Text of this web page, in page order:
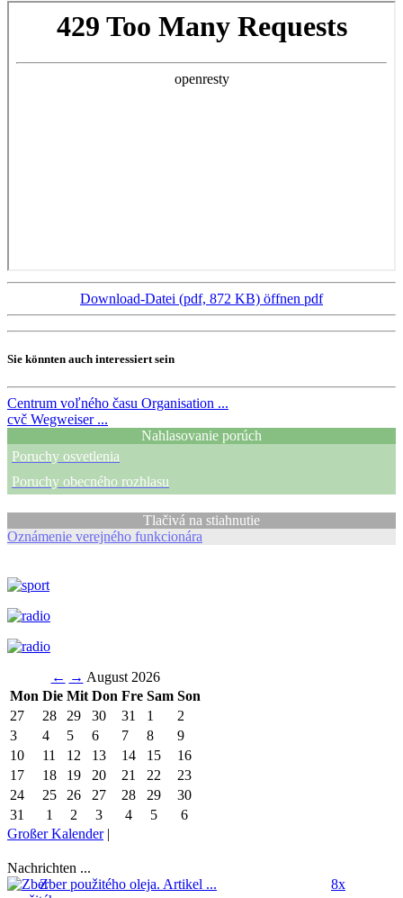
Download-Datei (pdf, 872 KB) öffnen pdf
Sie könnten auch interessiert sein
Centrum voľného času Organisation ...
cvč Wegweiser ...
Nahlasovanie porúch
Poruchy osvetlenia
Poruchy obecného rozhlasu
Tlačivá na stiahnutie
Oznámenie verejného funkcionára
← → August 2026
Mon Die Mit Don Fre Sam Son
27
28 29 30 31 1
2
3
4 5 6 7 8
9
10
11 12 13 14 15
16
17
18 19 20 21 22
23
24
25 26 27 28 29
30
31
1 2 3 4 5
6
Großer Kalender|
Nachrichten ...
Zber použitého oleja. Artikel ... 8x